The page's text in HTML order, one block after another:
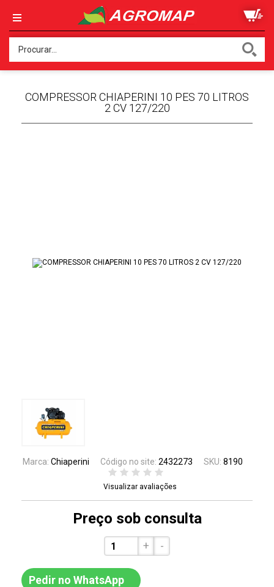
COMPRESSOR CHIAPERINI 10 PES 70 LITROS
2 CV 127/220
Marca: Chiaperini Código no site: 2432273 SKU: 8190
Visualizar avaliações
Preço sob consulta
+ -
Pedir no WhatsApp